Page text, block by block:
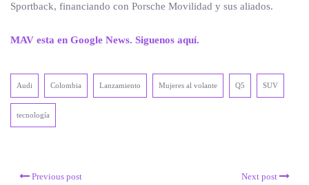
Sportback, financiando con Porsche Movilidad y sus aliados.
MAV esta en Google News. Siguenos aquí.
Audi Colombia Lanzamiento Mujeres al volante Q5 SUV
tecnología
Previous post Next post